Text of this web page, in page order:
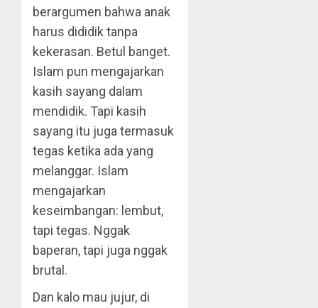
berargumen bahwa anak
harus dididik tanpa
kekerasan. Betul banget.
Islam pun mengajarkan
kasih sayang dalam
mendidik. Tapi kasih
sayang itu juga termasuk
tegas ketika ada yang
melanggar. Islam
mengajarkan
keseimbangan: lembut,
tapi tegas. Nggak
baperan, tapi juga nggak
brutal.
Dan kalo mau jujur, di